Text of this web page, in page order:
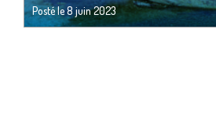
Posté le8 juin 2023